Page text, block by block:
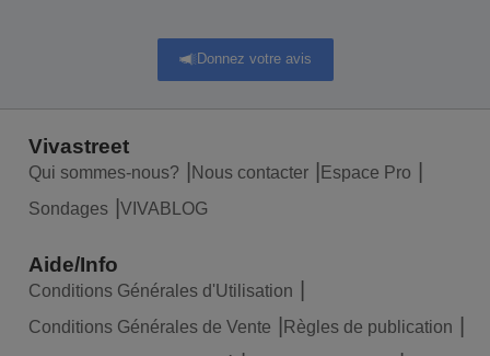
Donnez votre avis
Vivastreet
Qui sommes-nous? Nous contacter
Espace Pro
Sondages
VIVABLOG
Aide/Info
Conditions Générales d'Utilisation
Conditions Générales de Vente
Règles de publication